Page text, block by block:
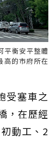
平衡安平整體
高的市府所在
受塞車之
，在歷經
動工、2